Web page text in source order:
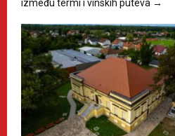
između termi i vinskih puteva →